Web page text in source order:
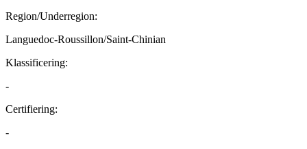
Region/Underregion:
Languedoc-Roussillon/Saint-Chinian
Klassificering:
-
Certifiering:
-